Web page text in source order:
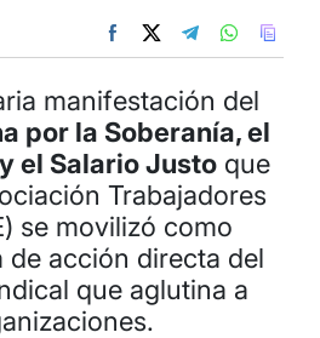
manifestación del
por la Soberanía, el
el Salario Justo que
Trabajadores
se movilizó como
de acción directa del
que aglutina a